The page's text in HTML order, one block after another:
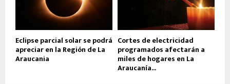
Eclipse parcial solar se podrá
apreciar en la Región de La
Araucania
Cortes de electricidad
programados afectarán a
miles de hogares en La
Araucanía...